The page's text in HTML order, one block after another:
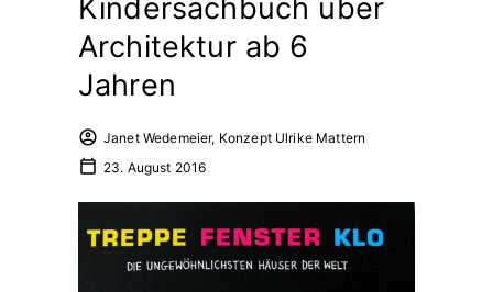
Kindersachbuch über
Architektur ab 6
Jahren
Janet Wedemeier, Konzept Ulrike Mattern
23. August 2016